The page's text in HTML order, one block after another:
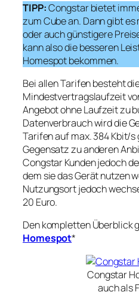
TIPP:Congstar bietet
zum Cube an. Dann gibt
oder auch günstigere
kann also die besseren
Homespot bekommen.
Bei allen Tarifen besteht
Mindestvertragslaufzeit
Angebot ohne Laufzeit zu
Datenverbrauch wird die
Tarifen auf max. 384 Kbit/s
Gegensatz zu anderen
Congstar Kunden jedoch
dem sie das Gerät nutzen
Nutzungsort jedoch
20 Euro.
Den kompletten Überblick
Homespot*
Congstar
auch als